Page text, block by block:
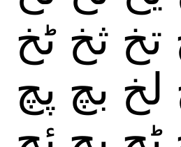
تخ ثخ ٹخ
لخ بچ پچ